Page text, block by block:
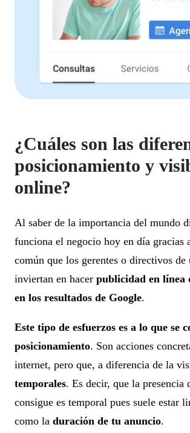
¿Cuáles son las
posicionamiento y
online?
Al saber de la importancia del mundo
funciona el negocio hoy en día gracias
común que los gerentes o directivos
inviertan en hacer publicidad en línea
en los resultados de Google.
Este tipo de esfuerzos es a lo que se
posicionamiento. Son acciones
internet, pero que, a diferencia de la
temporales. Es decir, que la presencia
consigue es temporal pues suele estar
como la duración de tu anuncio.